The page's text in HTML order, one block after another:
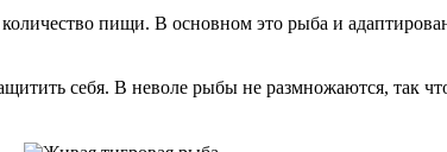
пищи. В основном это рыба и
себя. В неволе рыбы не размножаются, так